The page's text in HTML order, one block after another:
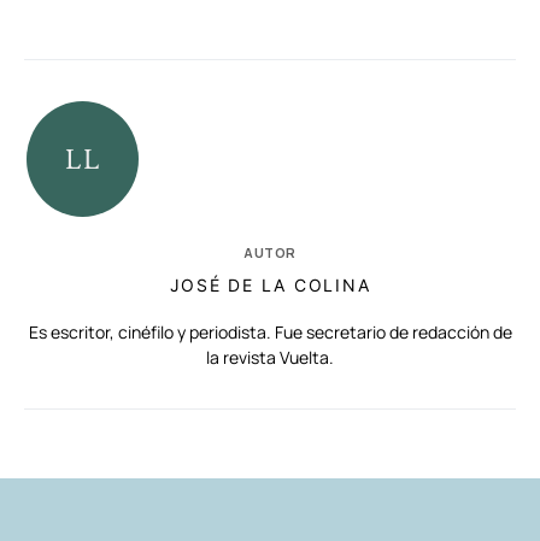
AUTOR
JOSÉ DE LA COLINA
Es escritor, cinéfilo y periodista. Fue secretario de redacción de
la revista Vuelta.